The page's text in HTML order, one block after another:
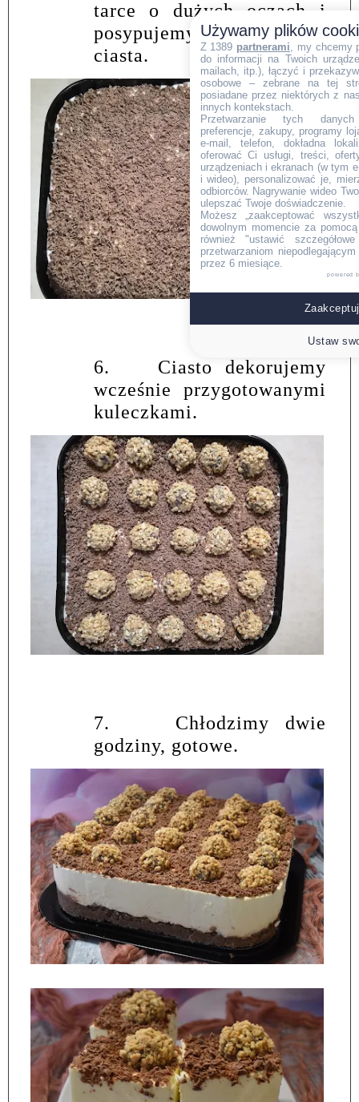
tarce o dużych oczach i
posypujemy wierzch
ciasta.
6.
Ciasto dekorujemy
wcześnie przygotowanymi
kuleczkami.
7.
Chłodzimy dwie
godziny, gotowe.
Używamy plików
Z 1389 partnerami , my chcemy
do informacji na Twoich
mailach, itp.), łączyć i
osobowe – zebrane na tej
posiadane przez niektórych z
innych kontekstach.
Przetwarzanie tych danych
preferencje, zakupy, programy
e-mail, telefon, dokładna
oferować Ci usługi, treści,
urządzeniach i ekranach (w tym
i wideo), personalizować je,
odbiorców. Nagrywanie wideo
ulepszać Twoje doświadczenie.
Możesz „zaakceptować
dowolnym momencie za
również "ustawić
przetwarzaniom
przez 6 miesiące.
powered
Ustaw